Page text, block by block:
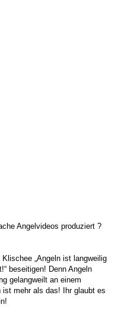
Angelvideos produziert ?
„Angeln ist langweilig
beseitigen! Denn Angeln
gelangweilt an einem
mehr als das! Ihr glaubt es